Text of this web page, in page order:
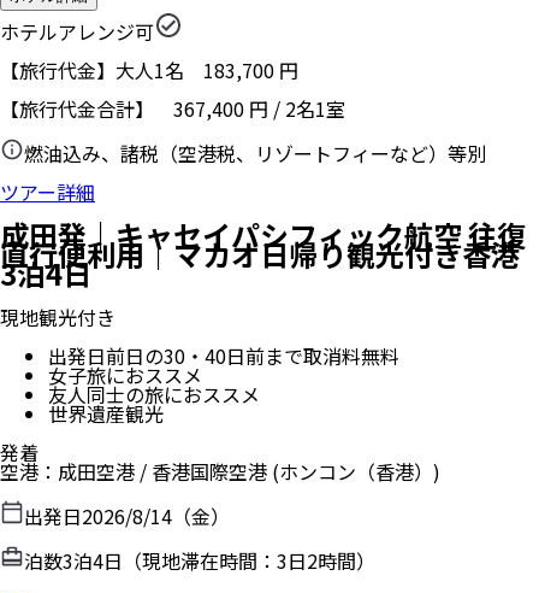
ホテルアレンジ可
【旅行代金】大人1名 183,700 円
【旅行代金合計】 367,400 円 / 2名1室
燃油込み、諸税（空港税、リゾートフィーなど）等別
ツアー詳細
成田発｜キャセイパシフィック航空 往復
直行便利用｜マカオ日帰り観光付き香港
3泊4日
現地観光付き
出発日前日の30・40日前まで取消料無料
女子旅におススメ
友人同士の旅におススメ
世界遺産観光
発着
空港 ： 成田空港 / 香港国際空港 (ホンコン（香港）)
出発日2026/8/14（金）
泊数3泊4日（現地滞在時間： 3日2時間）